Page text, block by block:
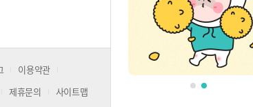
이용약관
제휴문의 사이트맵